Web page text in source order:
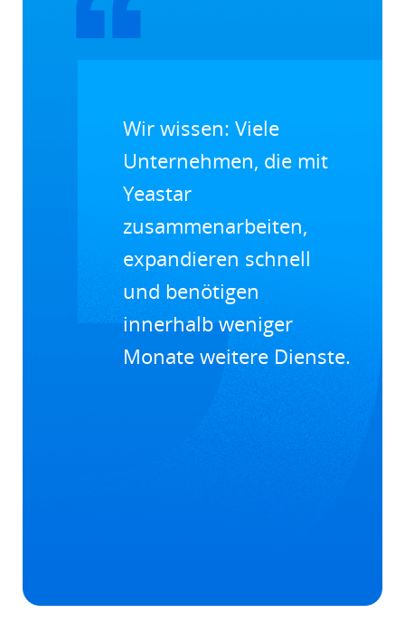
Wir wissen: Viele
Unternehmen, die mit
Yeastar
zusammenarbeiten,
expandieren schnell
und benötigen
innerhalb weniger
Monate weitere Dienste.